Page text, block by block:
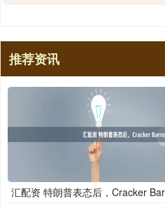
推荐资讯
汇配资 特朗普表态后，Cracker